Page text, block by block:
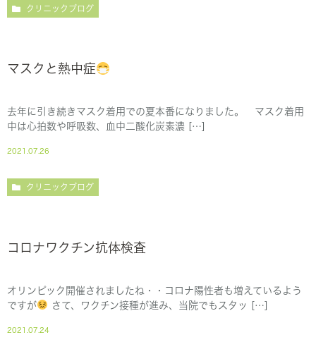
クリニックブログ
マスクと熱中症
去年に引き続きマスク着用での夏本番になりました。 マスク着用
中は心拍数や呼吸数、血中二酸化炭素濃 […]
2021.07.26
クリニックブログ
コロナワクチン抗体検査
オリンピック開催されましたね・・コロナ陽性者も増えているよう
ですが
さて、ワクチン接種が進み、当院でもスタッ […]
2021.07.24